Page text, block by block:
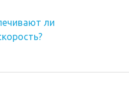
ли